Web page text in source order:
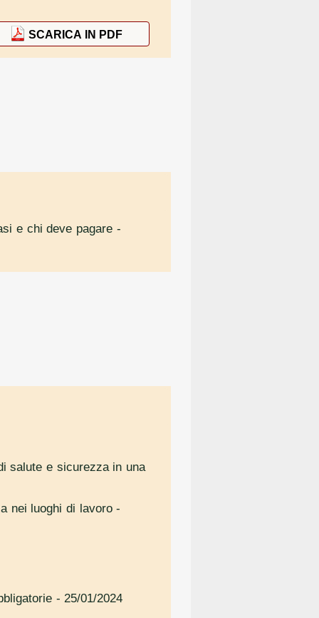
SCARICA IN PDF
e chi deve pagare -
salute e sicurezza in una
nei luoghi di lavoro-
- 25/01/2024